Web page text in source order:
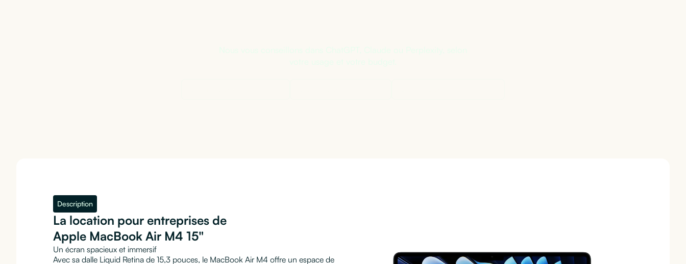
Description
La location pour entreprises de
Apple MacBook Air M4 15"
Un écran spacieux et immersif
Avec sa dalle Liquid Retina de 15,3 pouces, le MacBook Air M4 offre un espace de